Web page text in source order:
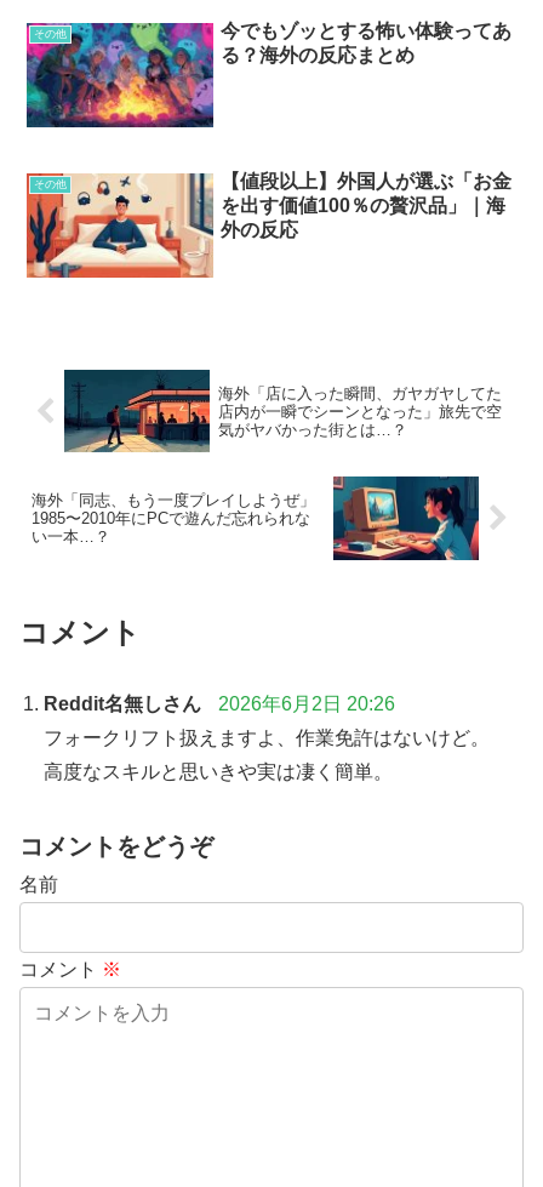
その他
今でもゾッとする怖い体験ってあ
る？海外の反応まとめ
その他
【値段以上】外国人が選ぶ「お金
を出す価値100％の贅沢品」｜海
外の反応
海外「店に入った瞬間、ガヤガヤしてた
店内が一瞬でシーンとなった」旅先で空
気がヤバかった街とは…？
海外「同志、もう一度プレイしようぜ」
1985〜2010年にPCで遊んだ忘れられな
い一本…？
コメント
Reddit名無しさん
2026年6月2日 20:26
フォークリフト扱えますよ、作業免許はないけど。
高度なスキルと思いきや実は凄く簡単。
コメントをどうぞ
名前
コメント ※